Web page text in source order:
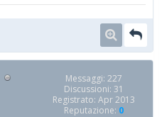
Messaggi: 227
Discussioni: 31
Registrato: Apr 2013
Reputazione: 0